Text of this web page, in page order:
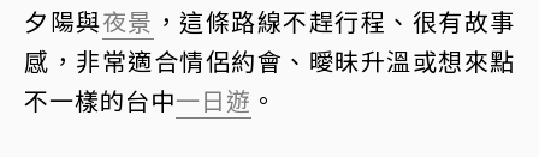
夕陽與夜景 ，這條路線不趕行程、很有故事
感，非常適合情侶約會、曖昧升溫或想來點
不一樣的台中一日遊 。